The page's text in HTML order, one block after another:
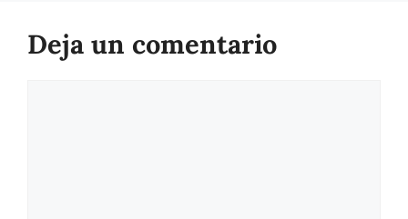
Deja un comentario